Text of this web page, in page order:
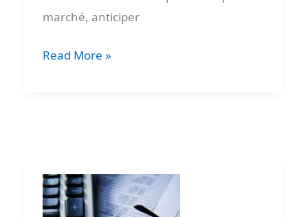
marché, anticiper
Read More »
Quel
est